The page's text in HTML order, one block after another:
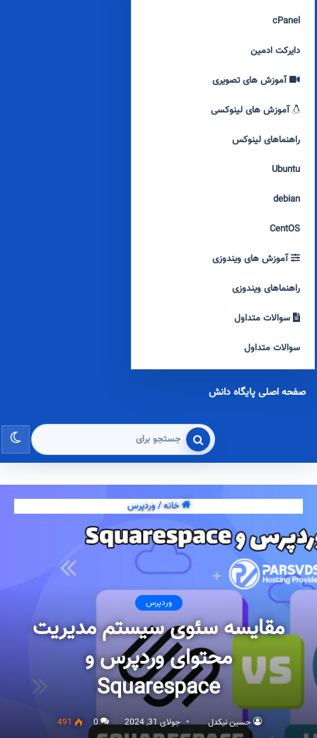
cPanel
دایرکت ادمین
آموزش های تصویری
آموزش های لینوکسی
راهنماهای لینوکس
Ubuntu
debian
CentOS
آموزش های ویندوزی
راهنماهای ویندوزی
سوالات متداول
سوالات متداول
صفحه اصلی پایگاه دانش
جستجو
برای
خانه/وردپرس
وردپرس
مقایسه سئوی سیستم مدیریت
محتوای وردپرس و
Squarespace
حسین نیکدل جولای 31, 2024 0
491